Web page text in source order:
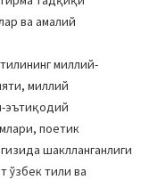
ва амалий
миллий-
миллий
эътиқодий
поетик
шаклланганлиги
ўзбек тили ва